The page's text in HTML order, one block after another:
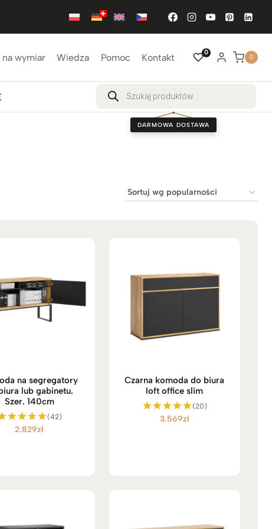
wymiar Wiedza Pomoc Kontakt 0
0
Wyszukiwarka
produktów
DARMOWA DOSTAWA
na segregatory
lub gabinetu.
Szer. 140cm
Oceniono
(42)
2.829zł
Czarna komoda do biura
loft office slim
Oceniono
(20)
3.569zł